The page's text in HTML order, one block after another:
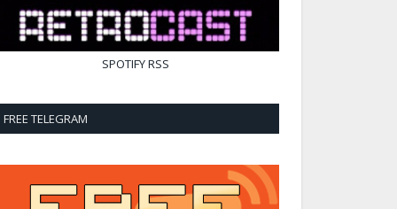
SPOTIFYRSS
FREE TELEGRAM